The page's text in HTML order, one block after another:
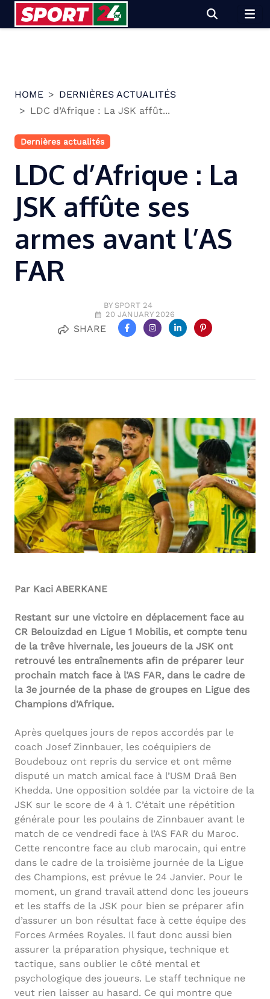
HOME
DERNIÈRES ACTUALITÉS
LDC d’Afrique : La JSK affût...
Dernières actualités
LDC d’Afrique : La
JSK affûte ses
armes avant l’AS
FAR
BY SPORT 24
20 JANUARY 2026
SHARE
Par Kaci ABERKANE
Restant sur une victoire en déplacement face au
CR Belouizdad en Ligue 1 Mobilis, et compte tenu
de la trêve hivernale, les joueurs de la JSK ont
retrouvé les entraînements afin de préparer leur
prochain match face à l’AS FAR, dans le cadre de
la 3e journée de la phase de groupes en Ligue des
Champions d’Afrique.
Après quelques jours de repos accordés par le
coach Josef Zinnbauer, les coéquipiers de
Boudebouz ont repris du service et ont même
disputé un match amical face à l’USM Draâ Ben
Khedda. Une opposition soldée par la victoire de la
JSK sur le score de 4 à 1. C’était une répétition
générale pour les poulains de Zinnbauer avant le
match de ce vendredi face à l’AS FAR du Maroc.
Cette rencontre face au club marocain, qui entre
dans le cadre de la troisième journée de la Ligue
des Champions, est prévue le 24 Janvier. Pour le
moment, un grand travail attend donc les joueurs
et les staffs de la JSK pour bien se préparer afin
d’assurer un bon résultat face à cette équipe des
Forces Armées Royales. Il faut donc aussi bien
assurer la préparation physique, technique et
tactique, sans oublier le côté mental et
psychologique des joueurs. Le staff technique ne
veut rien laisser au hasard. Ce qui montre que